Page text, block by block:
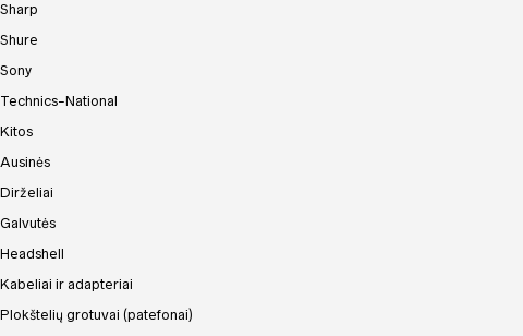
Sharp
Shure
Sony
Technics-National
Kitos
Ausinės
Dirželiai
Galvutės
Headshell
Kabeliai ir adapteriai
Plokštelių grotuvai (patefonai)